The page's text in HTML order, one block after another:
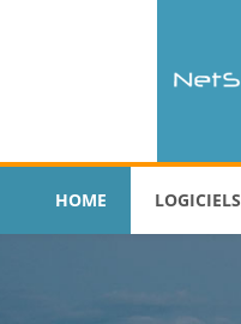
HOME LOGICIELS